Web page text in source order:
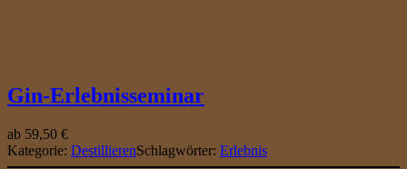
r
F
ü
Gin-Erlebnisseminar
ab 59,50 €
Kategorie: DestillierenSchlagwörter: Erlebnis